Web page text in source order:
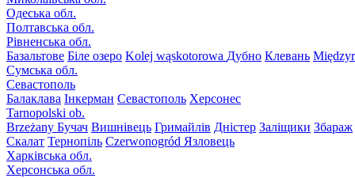
Одеська обл.
Полтавська обл.
Рівненська обл.
Базальтове Біле озеро Kolej wąskotorowa Дубно Клевань
Сумська обл.
Севастополь
Балаклава Інкерман Севастополь Херсонес
Tarnopolski ob.
Brzeżany Бучач Вишнівець Гримайлів Дністер Заліщики Збараж
Скалат Тернопіль Czerwonogród Язловець
Харківська обл.
Херсонська обл.